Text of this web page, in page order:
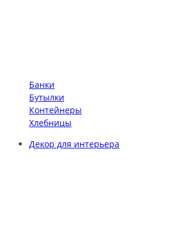
Банки
Бутылки
Контейнеры
Хлебницы
Декор для интерьера